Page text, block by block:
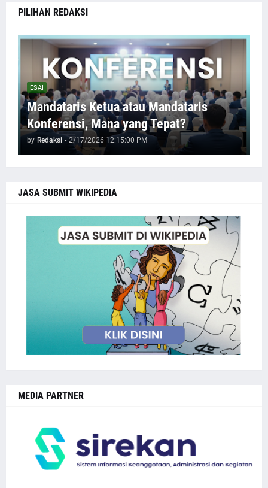
PILIHAN REDAKSI
ESAI
Mandataris Ketua atau Mandataris
Konferensi, Mana yang Tepat?
by Redaksi - 2/17/2026 12:15:00 PM
JASA SUBMIT WIKIPEDIA
MEDIA PARTNER